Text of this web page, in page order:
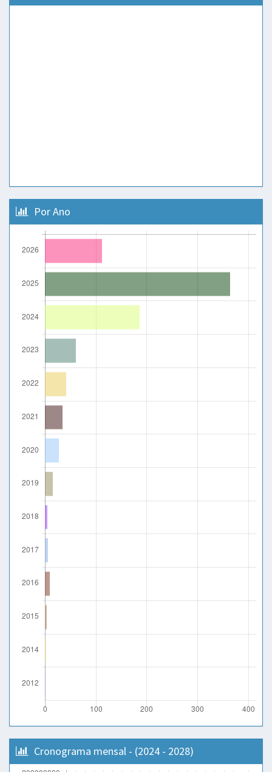
Por Ano
Cronograma mensal - (2024 - 2028)